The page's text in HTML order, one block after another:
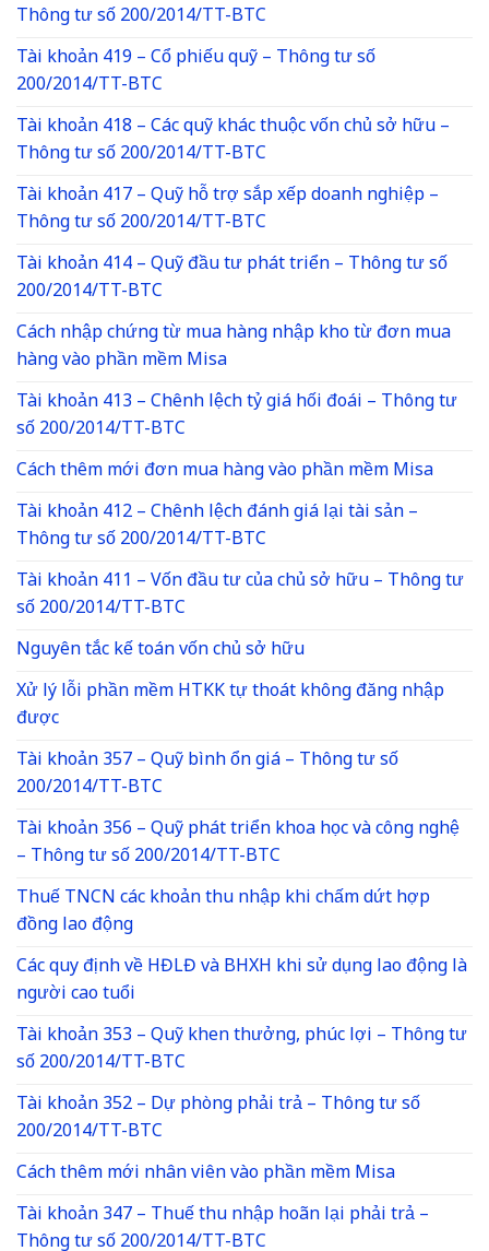
Thông tư số 200/2014/TT-BTC
Tài khoản 419 – Cổ phiếu quỹ – Thông tư số
200/2014/TT-BTC
Tài khoản 418 – Các quỹ khác thuộc vốn chủ sở hữu –
Thông tư số 200/2014/TT-BTC
Tài khoản 417 – Quỹ hỗ trợ sắp xếp doanh nghiệp –
Thông tư số 200/2014/TT-BTC
Tài khoản 414 – Quỹ đầu tư phát triển – Thông tư số
200/2014/TT-BTC
Cách nhập chứng từ mua hàng nhập kho từ đơn mua
hàng vào phần mềm Misa
Tài khoản 413 – Chênh lệch tỷ giá hối đoái – Thông tư
số 200/2014/TT-BTC
Cách thêm mới đơn mua hàng vào phần mềm Misa
Tài khoản 412 – Chênh lệch đánh giá lại tài sản –
Thông tư số 200/2014/TT-BTC
Tài khoản 411 – Vốn đầu tư của chủ sở hữu – Thông tư
số 200/2014/TT-BTC
Nguyên tắc kế toán vốn chủ sở hữu
Xử lý lỗi phần mềm HTKK tự thoát không đăng nhập
được
Tài khoản 357 – Quỹ bình ổn giá – Thông tư số
200/2014/TT-BTC
Tài khoản 356 – Quỹ phát triển khoa học và công nghệ
– Thông tư số 200/2014/TT-BTC
Thuế TNCN các khoản thu nhập khi chấm dứt hợp
đồng lao động
Các quy định về HĐLĐ và BHXH khi sử dụng lao động là
người cao tuổi
Tài khoản 353 – Quỹ khen thưởng, phúc lợi – Thông tư
số 200/2014/TT-BTC
Tài khoản 352 – Dự phòng phải trả – Thông tư số
200/2014/TT-BTC
Cách thêm mới nhân viên vào phần mềm Misa
Tài khoản 347 – Thuế thu nhập hoãn lại phải trả –
Thông tư số 200/2014/TT-BTC